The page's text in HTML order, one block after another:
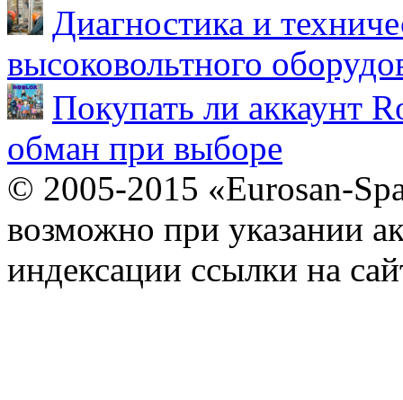
Диагностика и
высоковольтного
Покупать ли аккаунт
обман при выборе
© 2005-2015 «Eurosan-
возможно при указании
индексации ссылки на